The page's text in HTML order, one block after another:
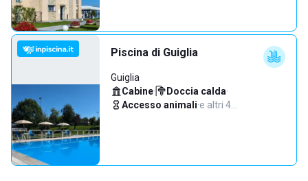
Piscina di Guiglia
Guiglia
Cabine· Doccia calda·
Accesso animali·e altri 4…